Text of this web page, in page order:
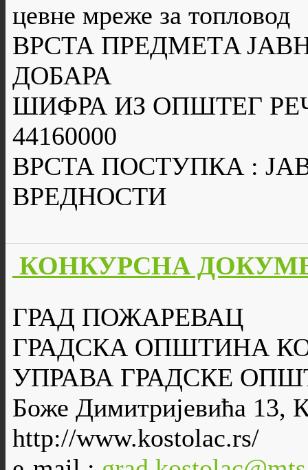
цевне мреже за топловод
ВРСТА ПРЕДМЕТA
ДОБАРА
ШИФРА ИЗ ОПШТЕГ
44160000
ВРСТА ПОСТУПКА :
ВРЕДНОСТИ
КОНКУРСНА
ГРАД ПОЖАРЕВАЦ
ГРАДСКА ОПШТИНА
УПРАВА ГРАДСКЕ
Боже Димитријевића 13,
http://www.kostolac.rs/